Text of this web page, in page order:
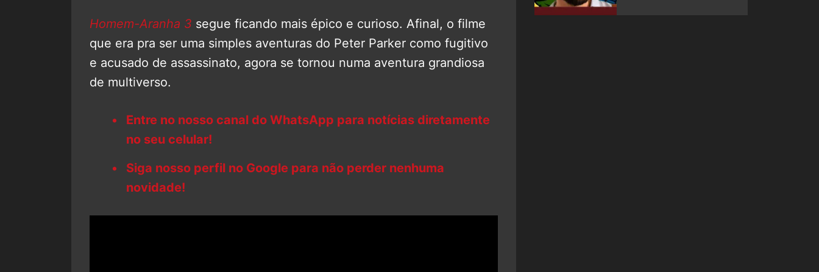
Homem-Aranha 3 segue ficando mais épico e curioso. Afinal, o filme
que era pra ser uma simples aventuras do Peter Parker como fugitivo
e acusado de assassinato, agora se tornou numa aventura grandiosa
de multiverso.
Entre no nosso canal do WhatsApp para notícias diretamente
no seu celular!
Siga nosso perfil no Google para não perder nenhuma
novidade!